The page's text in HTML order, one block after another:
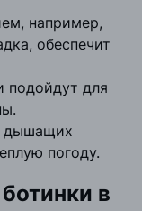
например,
обеспечит
подойдут для
дышащих
погоду.
в